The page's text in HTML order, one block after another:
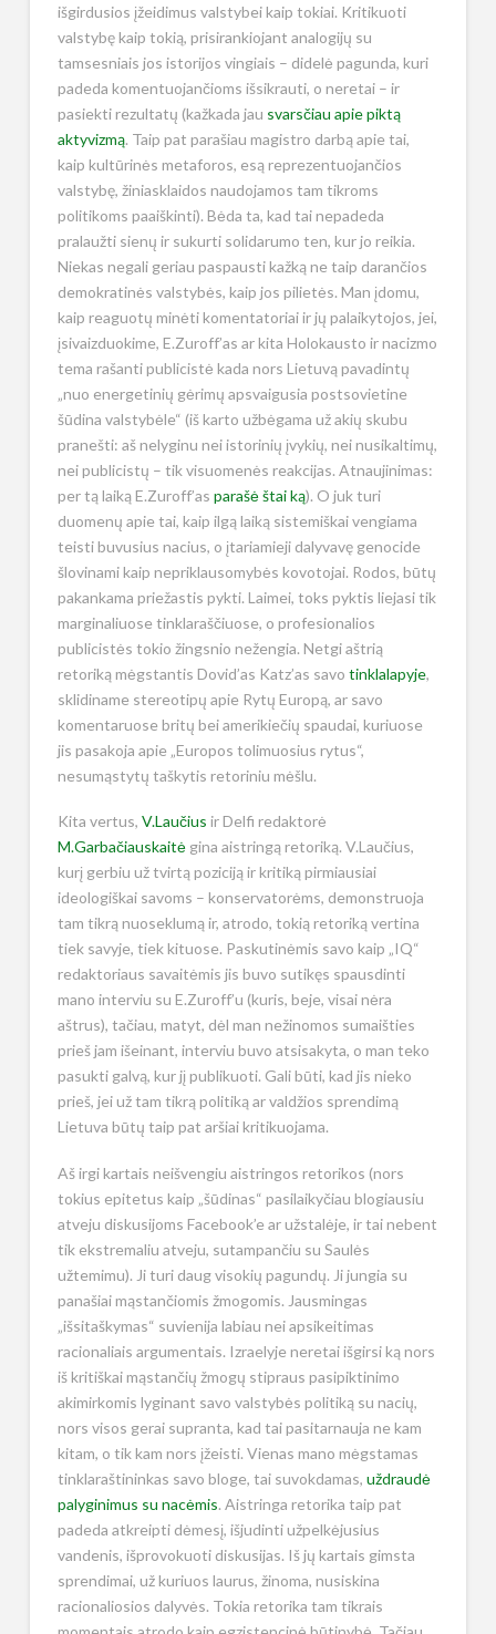
išgirdusios įžeidimus valstybei kaip tokiai. Kritikuoti
valstybę kaip tokią, prisirankiojant analogijų su
tamsesniais jos istorijos vingiais – didelė pagunda, kuri
padeda komentuojančioms išsikrauti, o neretai – ir
pasiekti rezultatų (kažkada jau svarsčiau apie piktą
aktyvizmą. Taip pat parašiau magistro darbą apie tai,
kaip kultūrinės metaforos, esą reprezentuojančios
valstybę, žiniasklaidos naudojamos tam tikroms
politikoms paaiškinti). Bėda ta, kad tai nepadeda
pralaužti sienų ir sukurti solidarumo ten, kur jo reikia.
Niekas negali geriau paspausti kažką ne taip darančios
demokratinės valstybės, kaip jos pilietės. Man įdomu,
kaip reaguotų minėti komentatoriai ir jų palaikytojos, jei,
įsivaizduokime, E.Zuroff’as ar kita Holokausto ir nacizmo
tema rašanti publicistė kada nors Lietuvą pavadintų
„nuo energetinių gėrimų apsvaigusia postsovietine
šūdina valstybėle“ (iš karto užbėgama už akių skubu
pranešti: aš nelyginu nei istorinių įvykių, nei nusikaltimų,
nei publicistų – tik visuomenės reakcijas. Atnaujinimas:
per tą laiką E.Zuroff’as parašė štai ką). O juk turi
duomenų apie tai, kaip ilgą laiką sistemiškai vengiama
teisti buvusius nacius, o įtariamieji dalyvavę genocide
šlovinami kaip nepriklausomybės kovotojai. Rodos, būtų
pakankama priežastis pykti. Laimei, toks pyktis liejasi tik
marginaliuose tinklaraščiuose, o profesionalios
publicistės tokio žingsnio nežengia. Netgi aštrią
retoriką mėgstantis Dovid’as Katz’as savo tinklalapyje,
sklidiname stereotipų apie Rytų Europą, ar savo
komentaruose britų bei amerikiečių spaudai, kuriuose
jis pasakoja apie „Europos tolimuosius rytus“,
nesumąstytų taškytis retoriniu mėšlu.
Kita vertus, V.Laučius ir Delfi redaktorė
M.Garbačiauskaitėgina aistringą retoriką. V.Laučius,
kurį gerbiu už tvirtą poziciją ir kritiką pirmiausiai
ideologiškai savoms – konservatorėms, demonstruoja
tam tikrą nuoseklumą ir, atrodo, tokią retoriką vertina
tiek savyje, tiek kituose. Paskutinėmis savo kaip „IQ“
redaktoriaus savaitėmis jis buvo sutikęs spausdinti
mano interviu su E.Zuroff’u (kuris, beje, visai nėra
aštrus), tačiau, matyt, dėl man nežinomos sumaišties
prieš jam išeinant, interviu buvo atsisakyta, o man teko
pasukti galvą, kur jį publikuoti. Gali būti, kad jis nieko
prieš, jei už tam tikrą politiką ar valdžios sprendimą
Lietuva būtų taip pat aršiai kritikuojama.
Aš irgi kartais neišvengiu aistringos retorikos (nors
tokius epitetus kaip „šūdinas“ pasilaikyčiau blogiausiu
atveju diskusijoms Facebook’e ar užstalėje, ir tai nebent
tik ekstremaliu atveju, sutampančiu su Saulės
užtemimu). Ji turi daug visokių pagundų. Ji jungia su
panašiai mąstančiomis žmogomis. Jausmingas
„išsitaškymas“ suvienija labiau nei apsikeitimas
racionaliais argumentais. Izraelyje neretai išgirsi ką nors
iš kritiškai mąstančių žmogų stipraus pasipiktinimo
akimirkomis lyginant savo valstybės politiką su nacių,
nors visos gerai supranta, kad tai pasitarnauja ne kam
kitam, o tik kam nors įžeisti. Vienas mano mėgstamas
tinklaraštininkas savo bloge, tai suvokdamas, uždraudė
palyginimus su nacėmis. Aistringa retorika taip pat
padeda atkreipti dėmesį, išjudinti užpelkėjusius
vandenis, išprovokuoti diskusijas. Iš jų kartais gimsta
sprendimai, už kuriuos laurus, žinoma, nusiskina
racionaliosios dalyvės. Tokia retorika tam tikrais